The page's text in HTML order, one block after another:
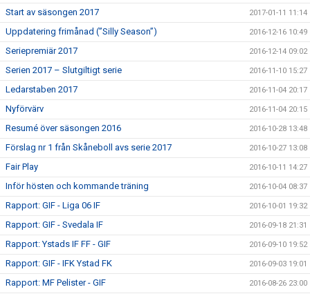
Start av säsongen 2017 2017-01-11 11:14
Uppdatering frimånad (”Silly Season”) 2016-12-16 10:49
Seriepremiär 2017 2016-12-14 09:02
Serien 2017 – Slutgiltigt serie 2016-11-10 15:27
Ledarstaben 2017 2016-11-04 20:17
Nyförvärv 2016-11-04 20:15
Resumé över säsongen 2016 2016-10-28 13:48
Förslag nr 1 från Skåneboll avs serie 2017 2016-10-27 13:08
Fair Play 2016-10-11 14:27
Inför hösten och kommande träning 2016-10-04 08:37
Rapport: GIF - Liga 06 IF 2016-10-01 19:32
Rapport: GIF - Svedala IF 2016-09-18 21:31
Rapport: Ystads IF FF - GIF 2016-09-10 19:52
Rapport: GIF - IFK Ystad FK 2016-09-03 19:01
Rapport: MF Pelister - GIF 2016-08-26 23:00